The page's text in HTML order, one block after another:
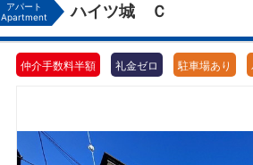
アパート
Apartment
ハイツ城 Ｃ
仲介手数料半額 礼金ゼロ 駐車場あり